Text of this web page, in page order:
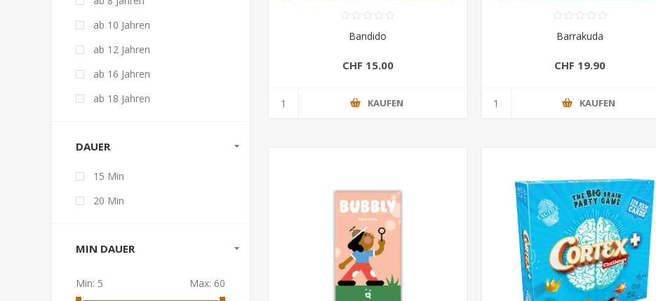
Bandido
CHF 15.00
KAUFEN
Barrakuda
CHF 19.90
KAUFEN
ab 10 Jahren
ab 12 Jahren
ab 16 Jahren
ab 18 Jahren
DAUER
15 Min
20 Min
MIN DAUER
Min: 5 Max: 60